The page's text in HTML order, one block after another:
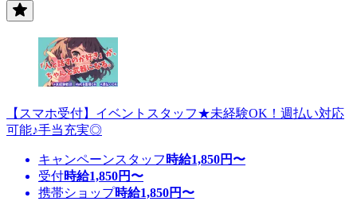
【スマホ受付】イベントスタッフ★未経験OK！週払い対応
可能♪手当充実◎
キャンペーンスタッフ 時給1,850円〜
受付時給1,850円〜
携帯ショップ時給1,850円〜